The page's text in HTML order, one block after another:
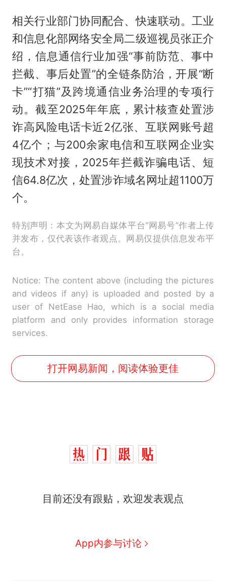
相关行业部门协同配合、快速联动。工业
和信息化部网络安全局二级巡视员张正介
绍，信息通信行业加强“事前防范、事中
拦截、事后处置”的全链条防治，开展“断
卡”“打猫”及跨境通信业务治理的专项行
动。截至2025年年底，累计核查处置涉
诈高风险电话卡近2亿张、互联网账号超
4亿个；与200余家电信和互联网企业实
现技术对接，2025年拦截诈骗电话、短
信64.8亿次，处置涉诈域名网址超1100万
个。
特别声明：本文为网易自媒体平台“网易号”作者上传
并发布，仅代表该作者观点。网易仅提供信息发布平
台。
Notice: The content above (including the pictures
and videos if any) is uploaded and posted by a
user of NetEase Hao, which is a social media
platform and only provides information storage
services.
打开网易新闻，阅读体验更佳
目前还没有跟贴，欢迎发表观点
App内参与讨论
新 全球唯一没有法定首都的国